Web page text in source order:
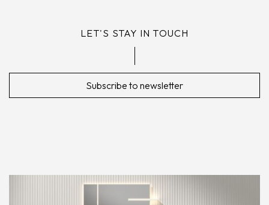
LET'S STAY IN TOUCH
Subscribe to newsletter